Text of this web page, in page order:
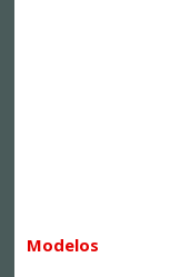
Modelos